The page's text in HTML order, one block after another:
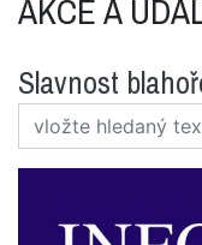
Slavnost